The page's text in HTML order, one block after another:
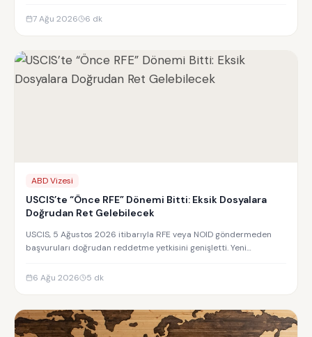
7 Ağu 2026
6 dk
ABD Vizesi
USCIS’te “Önce RFE” Dönemi Bitti: Eksik Dosyalara
Doğrudan Ret Gelebilecek
USCIS, 5 Ağustos 2026 itibarıyla RFE veya NOID göndermeden
başvuruları doğrudan reddetme yetkisini genişletti. Yeni
6 Ağu 2026
5 dk